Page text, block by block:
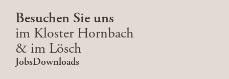
Besuchen Sie uns
im Kloster Hornbach
& im Lösch
JobsDownloads